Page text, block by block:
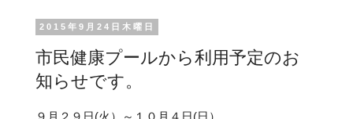
2015年9月24日木曜日
市民健康プールから利用予定のお
知らせです。